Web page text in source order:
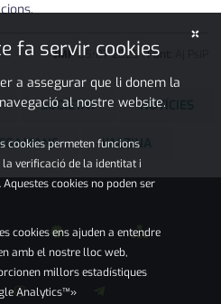
JMP05 07•2025|Font:
SOCIETAT NOTÍCIES
L'ALZINA
×
fa servir cookies
a assegurar que li donem la
al nostre website.
cookies permeten funcions
verificació de la identitat i
cookies no poden ser
cookies ens ajuden a entendre
amb el nostre lloc web,
millors estadístiques
Analytics™»